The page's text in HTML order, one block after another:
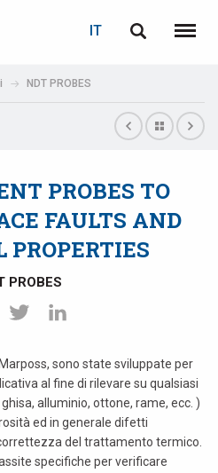
IT
Menu
NDT PROBES
PROBES TO
FAULTS AND
PROBES
sono state sviluppate per
al fine di rilevare su qualsiasi
alluminio, ottone, rame, ecc. )
ed in generale difetti
del trattamento termico.
specifiche per verificare
(Chinese)
fallo ora: è gratis! Clicca qui!